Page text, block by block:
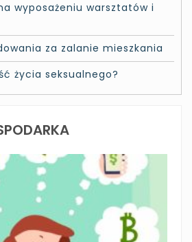
wyposażeniu warsztatów i
za zalanie mieszkania
życia seksualnego?